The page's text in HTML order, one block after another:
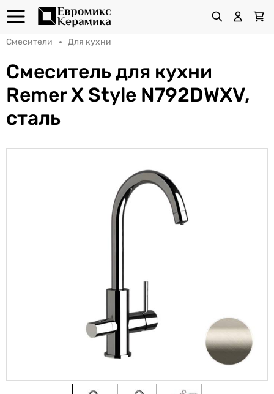
Смесители Для кухни
Cмеситель для кухни
Remer X Style N792DWXV,
сталь